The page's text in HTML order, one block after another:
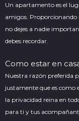
Un apartamento es el
amigos. Proporcionando
no dejes a nadie
debes recordar.
Como estar en
Nuestra razón preferida
justamente que es como
la privacidad reina en
para ti y tus